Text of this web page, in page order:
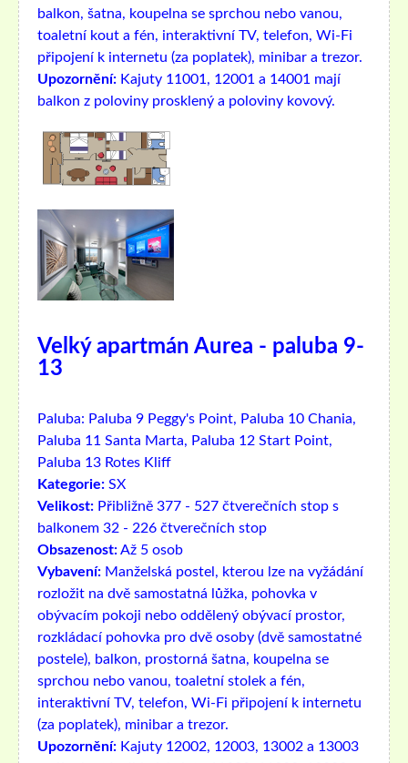
balkon, šatna, koupelna se sprchou nebo vanou,
toaletní kout a fén, interaktivní TV, telefon, Wi-Fi
připojení k internetu (za poplatek), minibar a trezor.
Upozornění: Kajuty 11001, 12001 a 14001 mají
balkon z poloviny prosklený a poloviny kovový.
Velký apartmán Aurea - paluba 9-
13
Paluba: Paluba 9 Peggy's Point, Paluba 10 Chania,
Paluba 11 Santa Marta, Paluba 12 Start Point,
Paluba 13 Rotes Kliff
Kategorie: SX
Velikost: Přibližně 377 - 527 čtverečních stop s
balkonem 32 - 226 čtverečních stop
Obsazenost:Až 5 osob
Vybavení: Manželská postel, kterou lze na vyžádání
rozložit na dvě samostatná lůžka, pohovka v
obývacím pokoji nebo oddělený obývací prostor,
rozkládací pohovka pro dvě osoby (dvě samostatné
postele), balkon, prostorná šatna, koupelna se
sprchou nebo vanou, toaletní stolek a fén,
interaktivní TV, telefon, Wi-Fi připojení k internetu
(za poplatek), minibar a trezor.
Upozornění: Kajuty 12002, 12003, 13002 a 13003